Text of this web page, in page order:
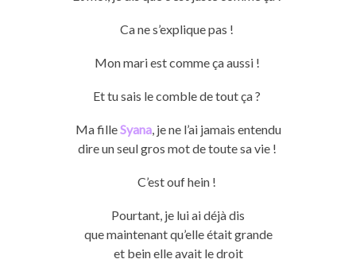
Ca ne s’explique pas !
Mon mari est comme ça aussi !
Et tu sais le comble de tout ça ?
Ma filleSyana, je ne l’ai jamais entendu
dire un seul gros mot de toute sa vie !
C’estoufhein !
Pourtant, je lui ai déjà dis
que maintenant qu’elle était grande
et beinelle avait le droit